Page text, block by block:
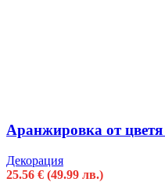
Аранжировка от цветя
Декорация
25.56 € (49.99 лв.)